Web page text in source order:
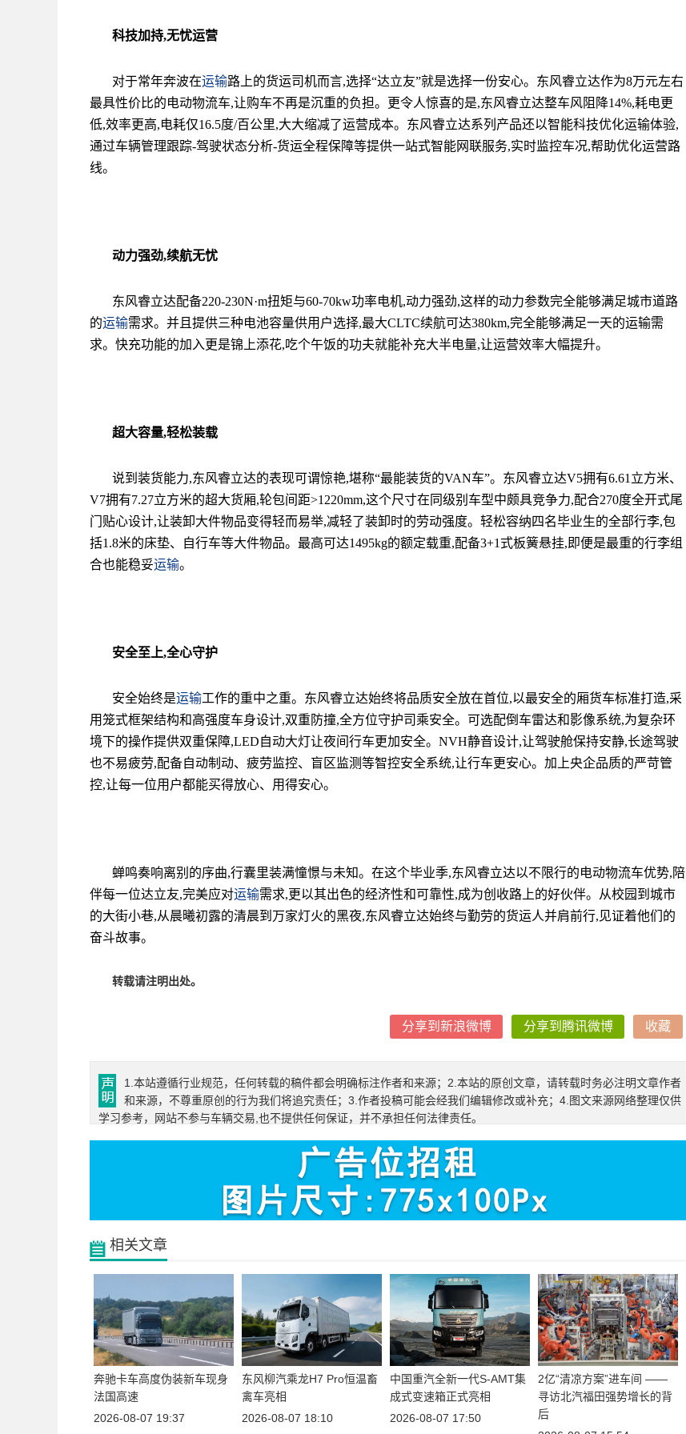
科技加持,无忧运营
对于常年奔波在运输路上的货运司机而言,选择“达立友”就是选择一份安心。东风睿立达作为8万元左右
最具性价比的电动物流车,让购车不再是沉重的负担。更令人惊喜的是,东风睿立达整车风阻降14%,耗电更
低,效率更高,电耗仅16.5度/百公里,大大缩减了运营成本。东风睿立达系列产品还以智能科技优化运输体验,
通过车辆管理跟踪-驾驶状态分析-货运全程保障等提供一站式智能网联服务,实时监控车况,帮助优化运营路
线。
动力强劲,续航无忧
东风睿立达配备220-230N·m扭矩与60-70kw功率电机,动力强劲,这样的动力参数完全能够满足城市道路
的运输需求。并且提供三种电池容量供用户选择,最大CLTC续航可达380km,完全能够满足一天的运输需
求。快充功能的加入更是锦上添花,吃个午饭的功夫就能补充大半电量,让运营效率大幅提升。
超大容量,轻松装载
说到装货能力,东风睿立达的表现可谓惊艳,堪称“最能装货的VAN车”。东风睿立达V5拥有6.61立方米、
V7拥有7.27立方米的超大货厢,轮包间距>1220mm,这个尺寸在同级别车型中颇具竞争力,配合270度全开式尾
门贴心设计,让装卸大件物品变得轻而易举,减轻了装卸时的劳动强度。轻松容纳四名毕业生的全部行李,包
括1.8米的床垫、自行车等大件物品。最高可达1495kg的额定载重,配备3+1式板簧悬挂,即便是最重的行李组
合也能稳妥运输。
安全至上,全心守护
安全始终是运输工作的重中之重。东风睿立达始终将品质安全放在首位,以最安全的厢货车标准打造,采
用笼式框架结构和高强度车身设计,双重防撞,全方位守护司乘安全。可选配倒车雷达和影像系统,为复杂环
境下的操作提供双重保障,LED自动大灯让夜间行车更加安全。NVH静音设计,让驾驶舱保持安静,长途驾驶
也不易疲劳,配备自动制动、疲劳监控、盲区监测等智控安全系统,让行车更安心。加上央企品质的严苛管
控,让每一位用户都能买得放心、用得安心。
蝉鸣奏响离别的序曲,行囊里装满憧憬与未知。在这个毕业季,东风睿立达以不限行的电动物流车优势,陪
伴每一位达立友,完美应对运输需求,更以其出色的经济性和可靠性,成为创收路上的好伙伴。从校园到城市
的大街小巷,从晨曦初露的清晨到万家灯火的黑夜,东风睿立达始终与勤劳的货运人并肩前行,见证着他们的
奋斗故事。
转载请注明出处。
分享到新浪微博 分享到腾讯微博 收藏
1.本站遵循行业规范，任何转载的稿件都会明确标注作者和来源；2.本站的原创文章，请转载时务必注明文章作者
和来源，不尊重原创的行为我们将追究责任；3.作者投稿可能会经我们编辑修改或补充；4.图文来源网络整理仅供
学习参考，网站不参与车辆交易,也不提供任何保证，并不承担任何法律责任。
相关文章
奔驰卡车高度伪装新车现身
法国高速
2026-08-07 19:37
东风柳汽乘龙H7 Pro恒温畜
禽车亮相
2026-08-07 18:10
中国重汽全新一代S-AMT集
成式变速箱正式亮相
2026-08-07 17:50
2亿“清凉方案”进车间 ——
寻访北汽福田强势增长的背
后